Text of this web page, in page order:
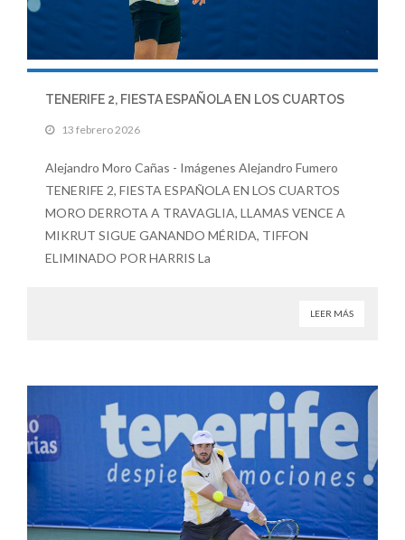
TENERIFE 2, FIESTA ESPAÑOLA EN LOS CUARTOS
13 febrero 2026
Alejandro Moro Cañas - Imágenes Alejandro Fumero
TENERIFE 2, FIESTA ESPAÑOLA EN LOS CUARTOS
MORO DERROTA A TRAVAGLIA, LLAMAS VENCE A
MIKRUT SIGUE GANANDO MÉRIDA, TIFFON
ELIMINADO POR HARRIS La
LEER MÁS